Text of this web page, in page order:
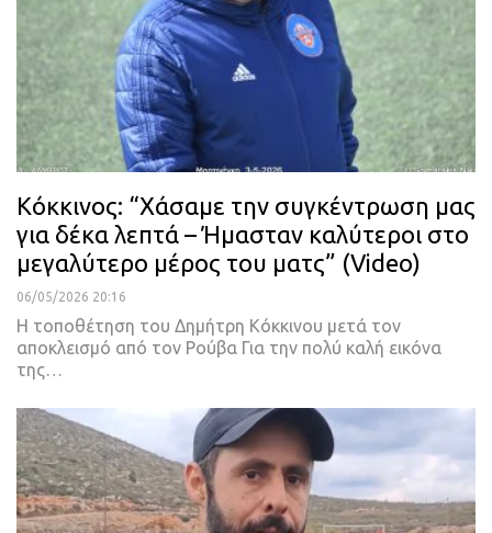
Κόκκινος: “Χάσαμε την συγκέντρωση μας
για δέκα λεπτά – Ήμασταν καλύτεροι στο
μεγαλύτερο μέρος του ματς” (Video)
06/05/2026 20:16
Η τοποθέτηση του Δημήτρη Κόκκινου μετά τον
αποκλεισμό από τον Ρούβα Για την πολύ καλή εικόνα
της…